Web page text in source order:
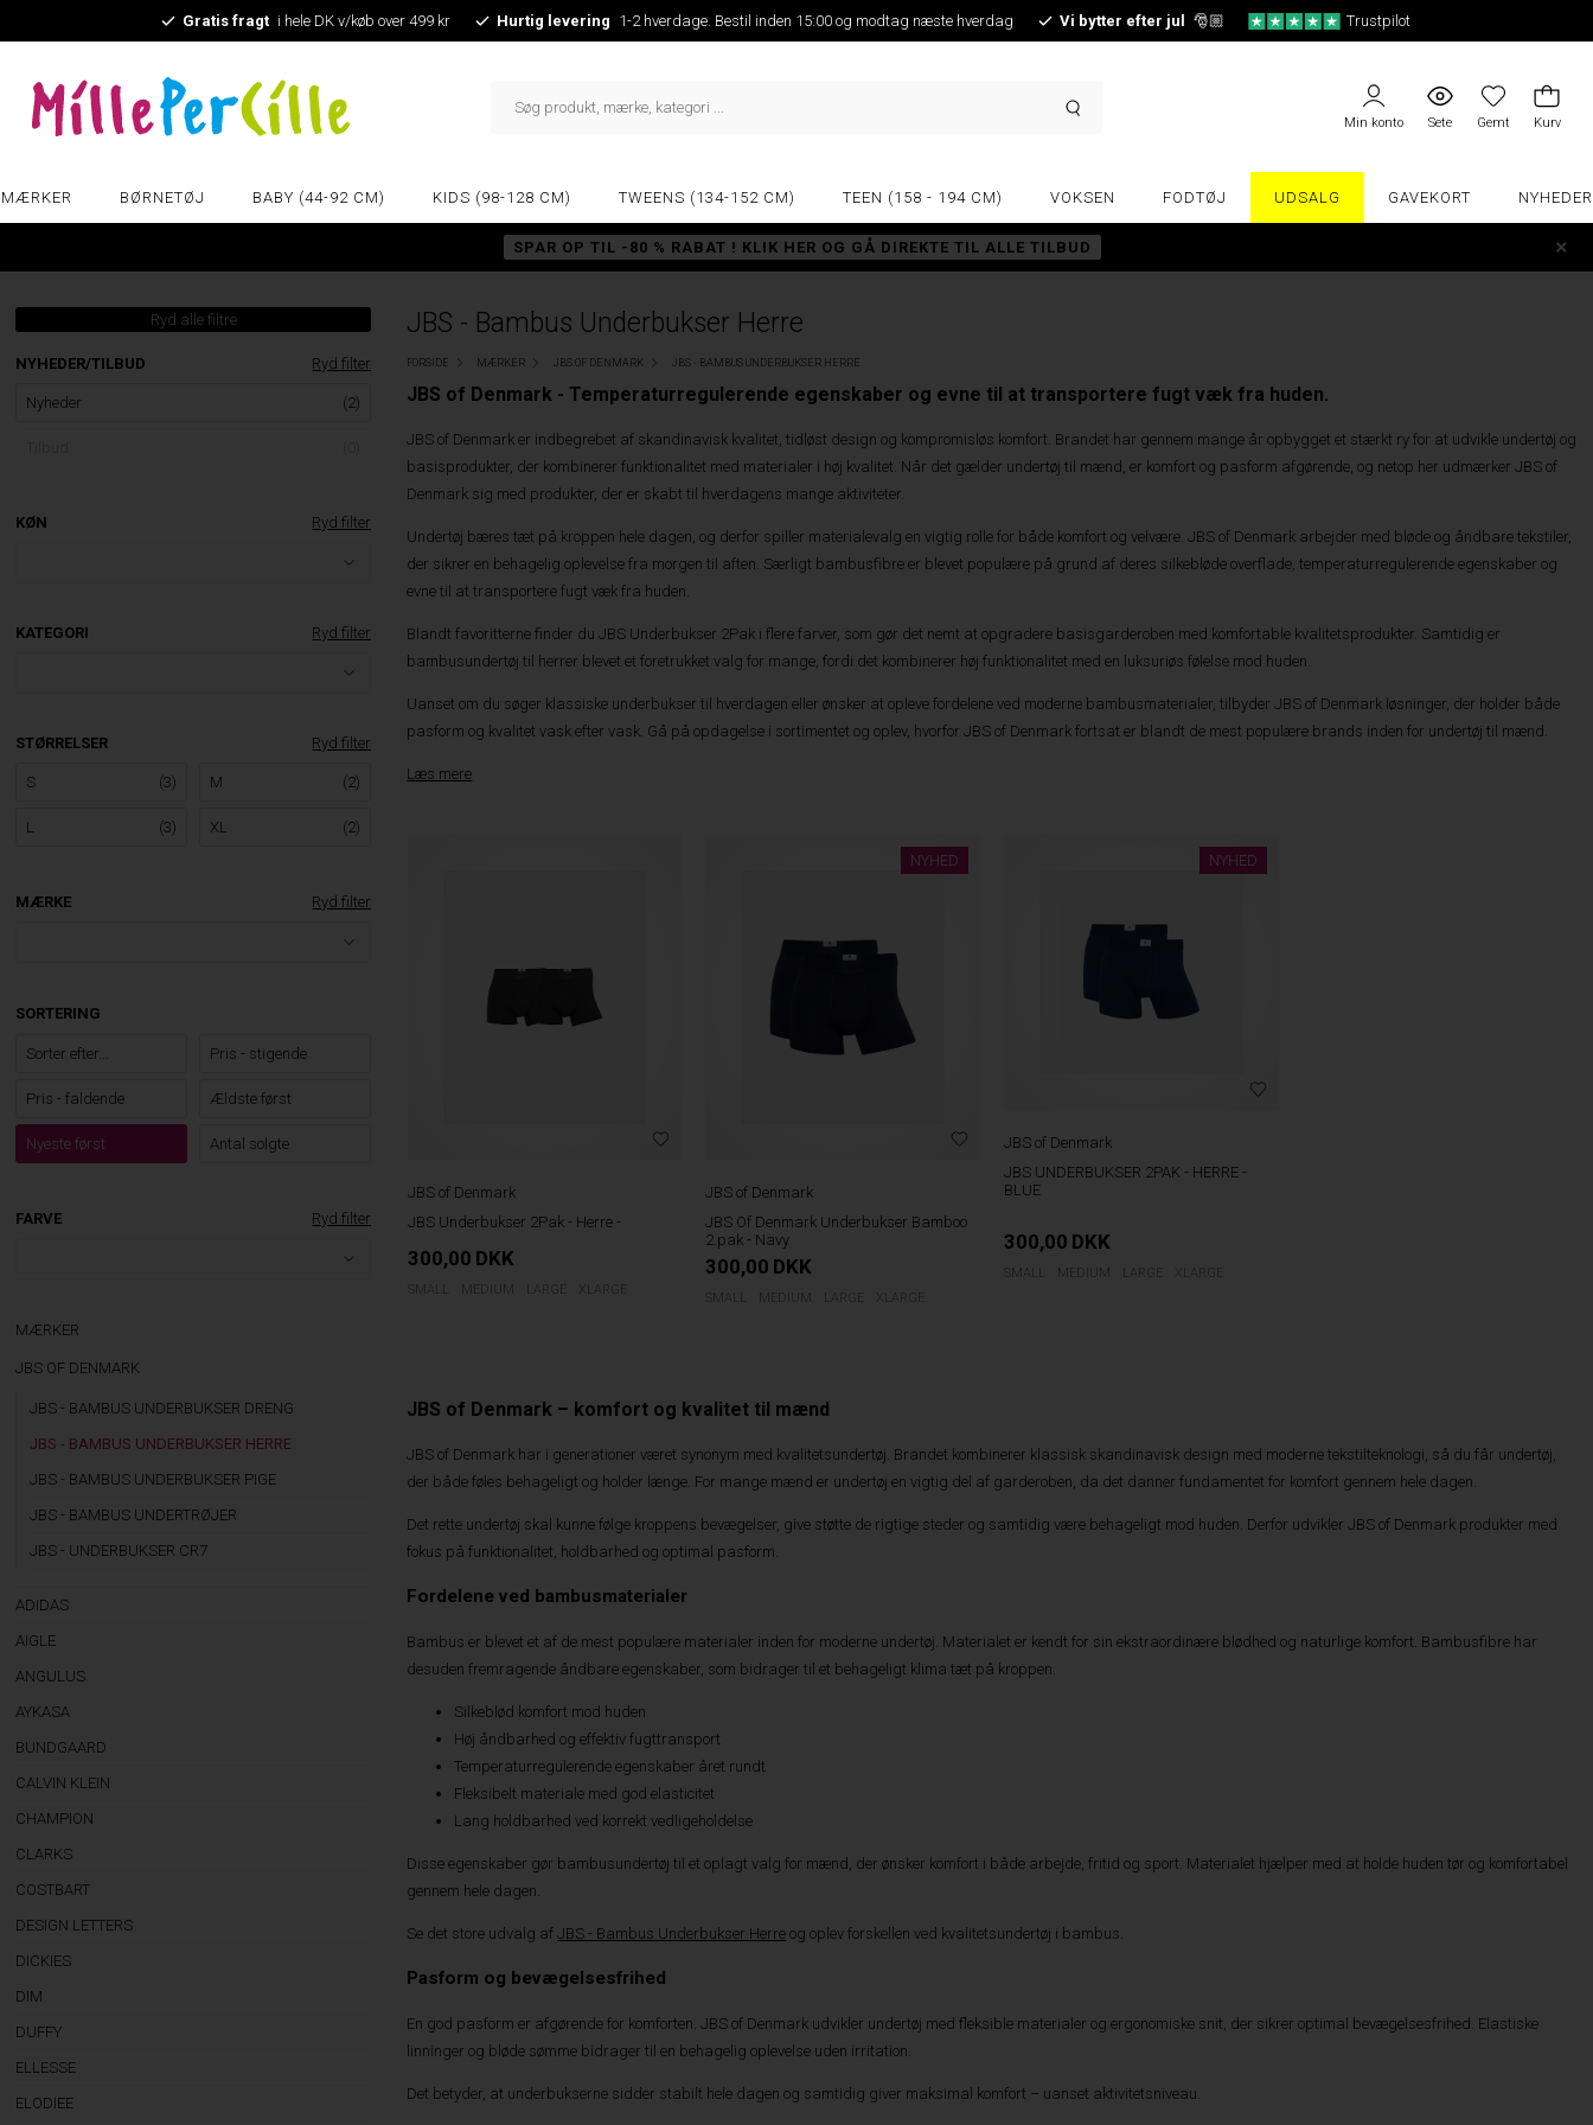
Gratis fragt i hele DK v/køb over 499 kr Hurtig levering 1-2 hverdage. Bestil inden 15:00 og modtag næste hverdag Vi bytter efter jul 🎅🏼 Trustpilot
Min konto Sete Gemt Kurv
MÆRKER BØRNETØJ BABY (44-92 CM) KIDS (98-128 CM) TWEENS (134-152 CM) TEEN (158 - 194 CM) VOKSEN FODTØJ UDSALG GAVEKORT NYHEDER
SPAR OP TIL -80 % RABAT ! KLIK HER OG GÅ DIREKTE TIL ALLE TILBUD
Ryd alle filtre
NYHEDER/TILBUD Ryd filter
Nyheder (2)
KØN Ryd filter
KATEGORI Ryd filter
STØRRELSER Ryd filter
S (3) M (2)
L (3) XL (2)
MÆRKE Ryd filter
SORTERING
Sorter efter... Pris - stigende
Pris - faldende Ældste først
Nyeste først Antal solgte
FARVE Ryd filter
MÆRKER
JBS OF DENMARK
JBS - BAMBUS UNDERBUKSER DRENG
JBS - BAMBUS UNDERBUKSER HERRE
JBS - BAMBUS UNDERBUKSER PIGE
JBS - BAMBUS UNDERTRØJER
JBS - UNDERBUKSER CR7
ADIDAS
AIGLE
ANGULUS
AYKASA
BUNDGAARD
CALVIN KLEIN
CHAMPION
CLARKS
COSTBART
DESIGN LETTERS
DICKIES
DIM
DUFFY
ELLESSE
ELODIEE
JBS - Bambus Underbukser Herre
FORSIDE MÆRKER JBS OF DENMARK JBS - BAMBUS UNDERBUKSER HERRE
JBS of Denmark - Temperaturregulerende egenskaber og evne til at transportere fugt væk fra huden.
JBS of Denmark er indbegrebet af skandinavisk kvalitet, tidløst design og kompromisløs komfort. Brandet har gennem mange år opbygget et stærkt ry for at udvikle undertøj og
basisprodukter, der kombinerer funktionalitet med materialer i høj kvalitet. Når det gælder undertøj til mænd, er komfort og pasform afgørende, og netop her udmærker JBS of
Denmark sig med produkter, der er skabt til hverdagens mange aktiviteter.
Undertøj bæres tæt på kroppen hele dagen, og derfor spiller materialevalg en vigtig rolle for både komfort og velvære. JBS of Denmark arbejder med bløde og åndbare tekstiler,
der sikrer en behagelig oplevelse fra morgen til aften. Særligt bambusfibre er blevet populære på grund af deres silkebløde overflade, temperaturregulerende egenskaber og
evne til at transportere fugt væk fra huden.
Blandt favoritterne finder du JBS Underbukser 2Pak i flere farver, som gør det nemt at opgradere basisgarderoben med komfortable kvalitetsprodukter. Samtidig er
bambusundertøj til herrer blevet et foretrukket valg for mange, fordi det kombinerer høj funktionalitet med en luksuriøs følelse mod huden.
Uanset om du søger klassiske underbukser til hverdagen eller ønsker at opleve fordelene ved moderne bambusmaterialer, tilbyder JBS of Denmark løsninger, der holder både
pasform og kvalitet vask efter vask. Gå på opdagelse i sortimentet og oplev, hvorfor JBS of Denmark fortsat er blandt de mest populære brands inden for undertøj til mænd.
Læs mere
JBS of Denmark
JBS Underbukser 2Pak - Herre -
300,00 DKK
SMALL MEDIUM LARGE XLARGE
NYHED
JBS of Denmark
JBS Of Denmark Underbukser Bamboo
2.pak - Navy
300,00 DKK
SMALL LARGE XLARGE
NYHED
JBS of Denmark
JBS UNDERBUKSER 2PAK - HERRE -
BLUE
300,00 DKK
SMALL MEDIUM LARGE XLARGE
JBS of Denmark – komfort og kvalitet til mænd
JBS of Denmark har i generationer været synonym med kvalitetsundertøj. Brandet kombinerer klassisk skandinavisk design med moderne tekstilteknologi, så du får undertøj,
der både føles behageligt og holder længe. For mange mænd er undertøj en vigtig del af garderoben, da det danner fundamentet for komfort gennem hele dagen.
Det rette undertøj skal kunne følge kroppens bevægelser, give støtte de rigtige steder og samtidig være behageligt mod huden. Derfor udvikler JBS of Denmark produkter med
fokus på funktionalitet, holdbarhed og optimal pasform.
Fordelene ved bambusmaterialer
Bambus er blevet et af de mest populære materialer inden for moderne undertøj. Materialet er kendt for sin ekstraordinære blødhed og naturlige komfort. Bambusfibre har
desuden fremragende åndbare egenskaber, som bidrager til et behageligt klima tæt på kroppen.
Silkeblød komfort mod huden
Høj åndbarhed og effektiv fugttransport
Temperaturregulerende egenskaber året rundt
Fleksibelt materiale med god elasticitet
Lang holdbarhed ved korrekt vedligeholdelse
Disse egenskaber gør bambusundertøj til et oplagt valg for mænd, der ønsker komfort i både arbejde, fritid og sport. Materialet hjælper med at holde huden tør og komfortabel
gennem hele dagen.
Se det store udvalg afJBS - Bambus Underbukser Herre og oplev forskellen ved kvalitetsundertøj i bambus.
Pasform og bevægelsesfrihed
En god pasform er afgørende for komforten. JBS of Denmark udvikler undertøj med fleksible materialer og ergonomiske snit, der sikrer optimal bevægelsesfrihed. Elastiske
linninger og bløde sømme bidrager til en behagelig oplevelse uden irritation.
Det betyder, at underbukserne sidder stabilt hele dagen og samtidig giver maksimal komfort – uanset aktivitetsniveau.